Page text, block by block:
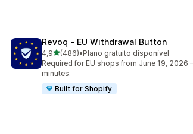
Revoq ‑ EU Withdrawal Button
4,9de 5 estrelas
(486)
486 avaliações ao todo
•Plano gratuito disponível
Required for EU shops from June 19, 2026
minutes.
Built for Shopify